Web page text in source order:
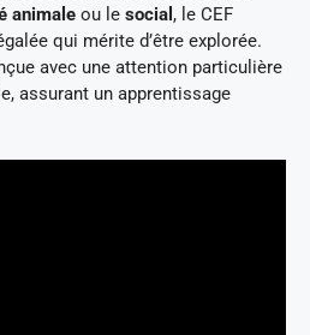
animale ou le social , le CEF
qui mérite d’être explorée.
avec une attention particulière
assurant un apprentissage